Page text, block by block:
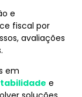
e
fiscal por
avaliações
em
e